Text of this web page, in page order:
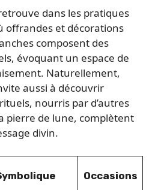
dans les pratiques
offrandes et décorations
composent des
évoquant un espace de
Naturellement,
aussi à découvrir
nourris par d’autres
pierre de lune, complètent
divin.
Occasions